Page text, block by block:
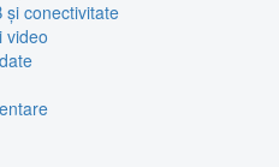
și conectivitate
video